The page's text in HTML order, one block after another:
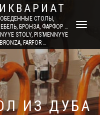
СТОЛЫ,
БРОНЗА, ФАРФОР …
STOLY, PIS’MENNYYE
FARFOR …
TOGGLE
ИЗ ДУБА